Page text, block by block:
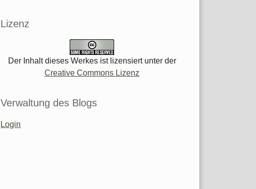
Lizenz
Der Inhalt dieses Werkes ist lizensiert unter der
Creative Commons Lizenz
Verwaltung des Blogs
Login